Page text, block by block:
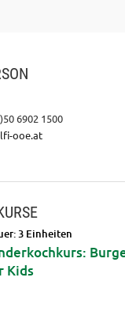
6902 1500
ooe.at
3 Einheiten
Kids